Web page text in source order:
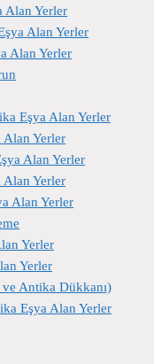
Alan Yerler
Alan Yerler
Alan Yerler
Eşya Alan Yerler
Alan Yerler
Alan Yerler
Alan Yerler
Alan Yerler
Yerler
Yerler
Antika Dükkanı)
Eşya Alan Yerler